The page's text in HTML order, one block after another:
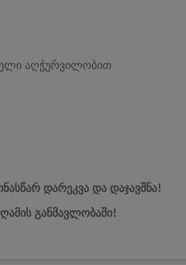
აღჭურვილობით
დარეკვა და დაჯავშნა!
განმავლობაში!